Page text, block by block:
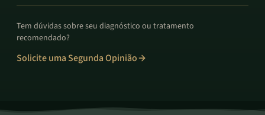
Tem dúvidas sobre seu diagnóstico ou tratamento
recomendado?
Solicite uma Segunda Opinião